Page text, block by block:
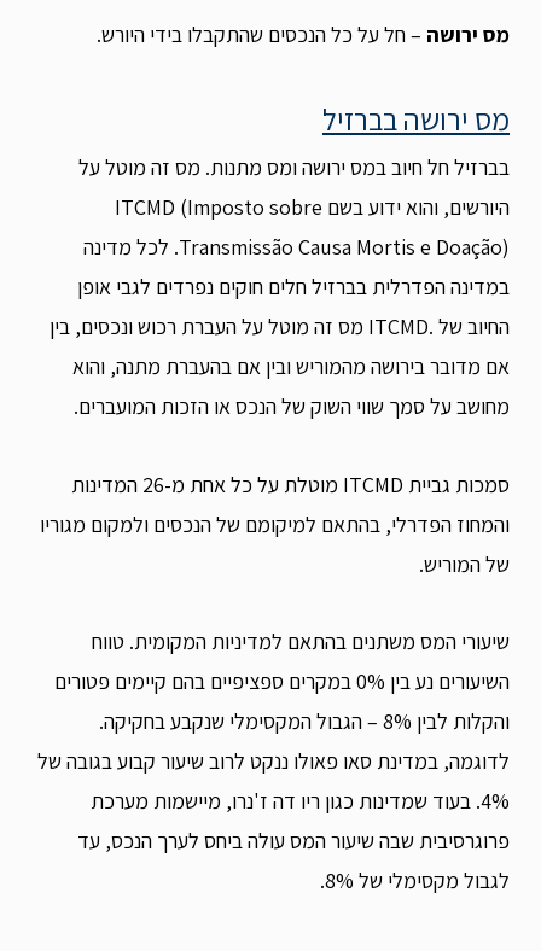
מס ירושה – חל על כל הנכסים שהתקבלו בידי היורש.
מס ירושה בברזיל
בברזיל חל חיוב במס ירושה ומס מתנות. מס זה מוטל על
היורשים, והוא ידוע בשם ITCMD (Imposto sobre
Transmissão Causa Mortis e Doação). לכל מדינה
במדינה הפדרלית בברזיל חלים חוקים נפרדים לגבי אופן
החיוב של .ITCMD מס זה מוטל על העברת רכוש ונכסים, בין
אם מדובר בירושה מהמוריש ובין אם בהעברת מתנה, והוא
מחושב על סמך שווי השוק של הנכס או הזכות המועברים.
סמכות גביית ITCMD מוטלת על כל אחת מ-26 המדינות
והמחוז הפדרלי, בהתאם למיקומם של הנכסים ולמקום מגוריו
של המוריש.
שיעורי המס משתנים בהתאם למדיניות המקומית. טווח
השיעורים נע בין 0% במקרים ספציפיים בהם קיימים פטורים
והקלות לבין 8% – הגבול המקסימלי שנקבע בחקיקה.
לדוגמה, במדינת סאו פאולו ננקט לרוב שיעור קבוע בגובה של
4%. בעוד שמדינות כגון ריו דה ז'נרו, מיישמות מערכת
פרוגרסיבית שבה שיעור המס עולה ביחס לערך הנכס, עד
לגבול מקסימלי של 8%.